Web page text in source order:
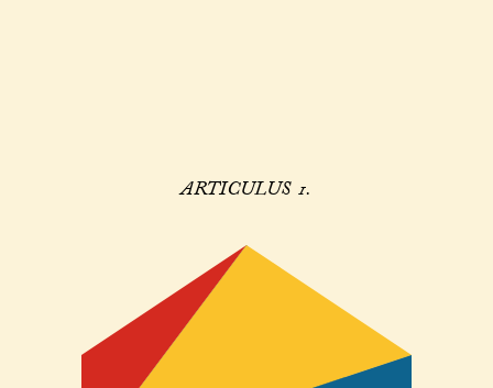
ARTICULUS 1.